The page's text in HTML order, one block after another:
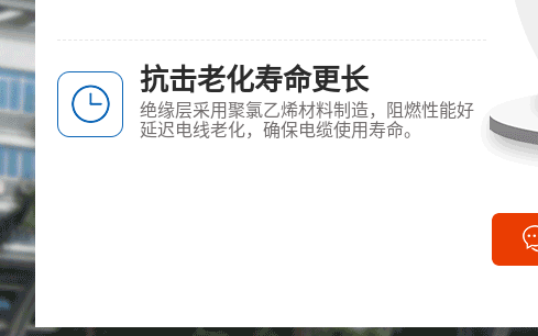
抗击老化寿命更长
绝缘层采用聚氯乙烯材料制造，阻燃性能好
延迟电线老化，确保电缆使用寿命。